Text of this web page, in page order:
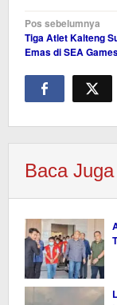
Navigasi
pos
Pos sebelumnya
Tiga Atlet Kalteng
Emas di SEA
Baca Juga